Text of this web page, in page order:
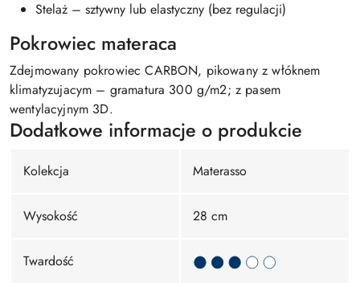
Stelaż – sztywny lub elastyczny (bez regulacji)
Pokrowiec materaca
Zdejmowany pokrowiec CARBON, pikowany z włóknem
klimatyzujacym – gramatura 300 g/m2; z pasem
wentylacyjnym 3D.
Dodatkowe informacje o produkcie
Kolekcja Materasso
Wysokość 28 cm
Twardość